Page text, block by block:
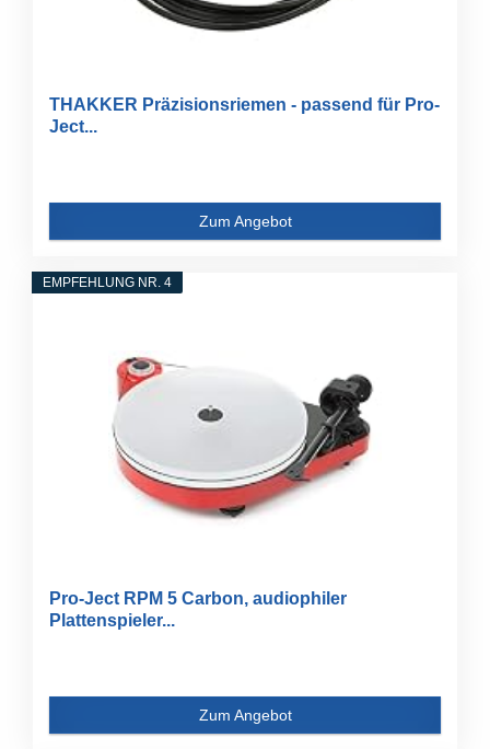
THAKKER Präzisionsriemen - passend für Pro-
Ject...
Zum Angebot
EMPFEHLUNG NR. 4
Pro-Ject RPM 5 Carbon, audiophiler
Plattenspieler...
Zum Angebot